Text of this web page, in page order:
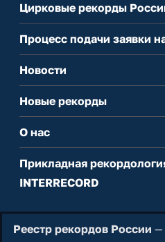
Цирковые рекорды
Процесс подачи заявки
Новости
Новые рекорды
О нас
Прикладная
INTERRECORD
Реестр рекордов России —